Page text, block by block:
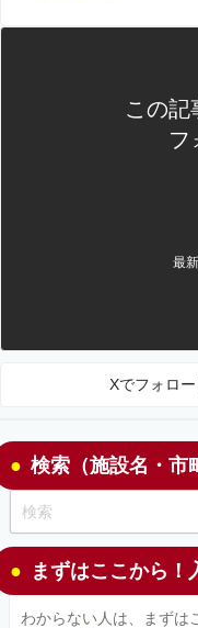
この記
フ
最
Xでフォロー
検索（施設名・市
まずはここから！
わからない人は、まずは